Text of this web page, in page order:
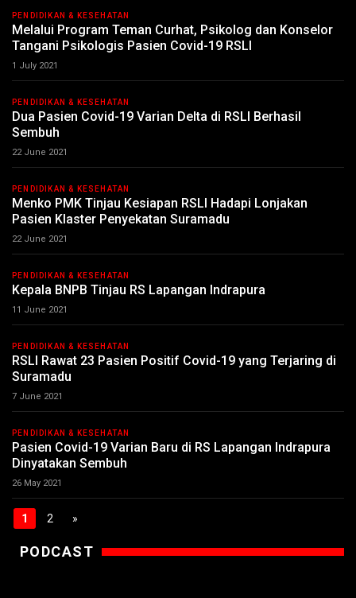
PENDIDIKAN & KESEHATAN
Melalui Program Teman Curhat, Psikolog dan Konselor
Tangani Psikologis Pasien Covid-19 RSLI
1 July 2021
PENDIDIKAN & KESEHATAN
Dua Pasien Covid-19 Varian Delta di RSLI Berhasil
Sembuh
22 June 2021
PENDIDIKAN & KESEHATAN
Menko PMK Tinjau Kesiapan RSLI Hadapi Lonjakan
Pasien Klaster Penyekatan Suramadu
22 June 2021
PENDIDIKAN & KESEHATAN
Kepala BNPB Tinjau RS Lapangan Indrapura
11 June 2021
PENDIDIKAN & KESEHATAN
RSLI Rawat 23 Pasien Positif Covid-19 yang Terjaring di
Suramadu
7 June 2021
PENDIDIKAN & KESEHATAN
Pasien Covid-19 Varian Baru di RS Lapangan Indrapura
Dinyatakan Sembuh
26 May 2021
1 2 »
PODCAST